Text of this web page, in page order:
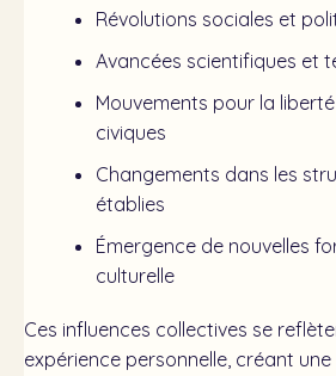
Révolutions sociales et
Avancées scientifiques et
Mouvements pour la
civiques
Changements dans les
établies
Émergence de nouvelles
culturelle
Ces influences collectives se
expérience personnelle, créant